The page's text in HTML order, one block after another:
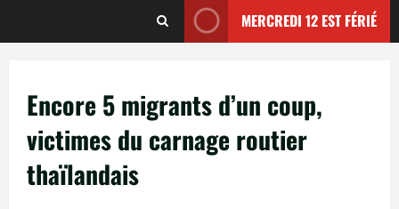
MERCREDI 12 EST FÉRIÉ
Encore 5 migrants d’un coup,
victimes du carnage routier
thaïlandais